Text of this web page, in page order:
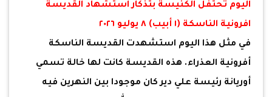
اليوم تحتفل الكنيسة بتذكار استشهاد القديسة
افرونية الناسكة (١ أبيب) ٨ يوليو ٢٠٢٦
في مثل هذا اليوم استشهدت القديسة الناسكة
أفرونية العذراء. هذه القديسة كانت لها خالة تسمي
أوريانة رئيسة علي دير كان موجودا بين النهرين فيه